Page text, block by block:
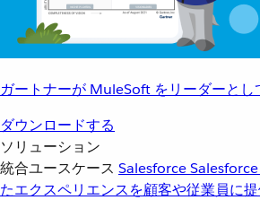
ガートナーが MuleSoft をリーダーとし
ダウンロードする
ソリューション
統合ユースケース Salesforce
たエクスペリエンスを顧客や従業員に